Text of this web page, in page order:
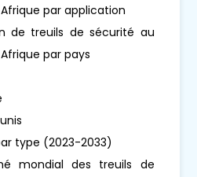
par application
de treuils de sécurité au
par pays
type (2023-2033)
mondial des treuils de